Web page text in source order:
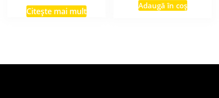
Citește mai mult
Adaugă în coș